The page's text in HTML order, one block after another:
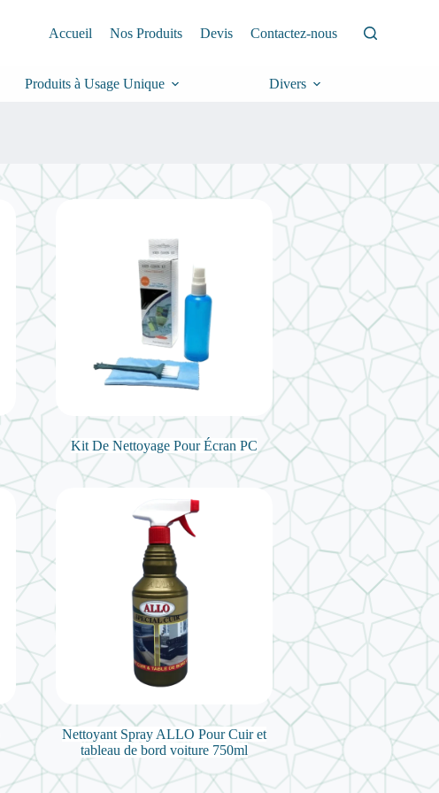
Accueil Nos Produits Devis Contactez-nous
Produits à Usage Unique Divers
Kit De Nettoyage Pour Écran PC
Nettoyant Spray ALLO Pour Cuir et
tableau de bord voiture 750ml